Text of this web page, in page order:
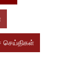
செய்திகள்